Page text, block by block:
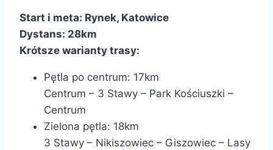
Start i meta: Rynek, Katowice
Dystans: 28km
Krótsze warianty trasy:
Pętla po centrum: 17km
Centrum – 3 Stawy – Park Kościuszki –
Centrum
Zielona pętla: 18km
3 Stawy – Nikiszowiec – Giszowiec – Lasy